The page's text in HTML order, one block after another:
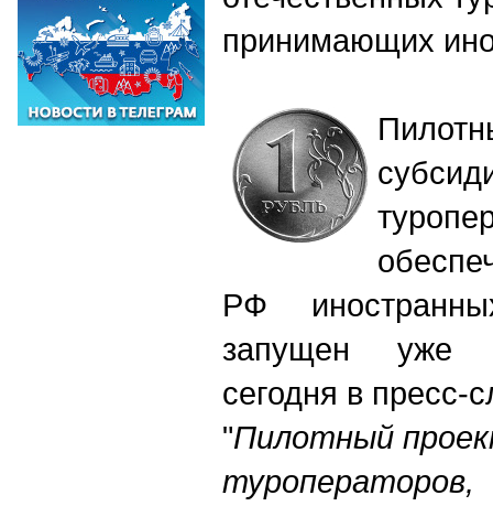
принимающих
РФ
запущен уже
сегодня в пресс-
"Пилотный